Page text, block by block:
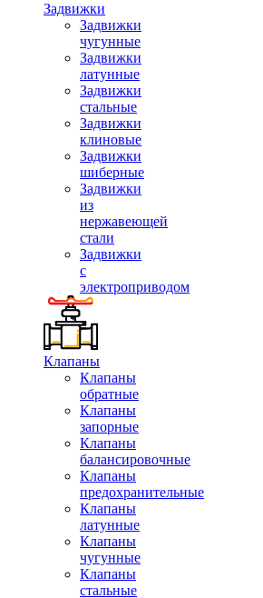
Задвижки
Задвижки
чугунные
Задвижки
латунные
Задвижки
стальные
Задвижки
клиновые
Задвижки
шиберные
Задвижки
из
нержавеющей
стали
Задвижки
с
электроприводом
Клапаны
Клапаны
обратные
Клапаны
запорные
Клапаны
балансировочные
Клапаны
предохранительные
Клапаны
латунные
Клапаны
чугунные
Клапаны
стальные